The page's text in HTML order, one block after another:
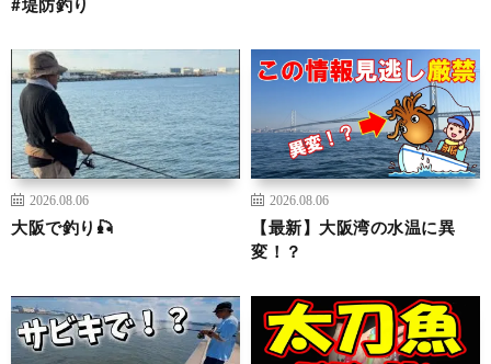
#堤防釣り
2026.08.06
大阪で釣り🎣
2026.08.06
【最新】大阪湾の水温に異
変！？